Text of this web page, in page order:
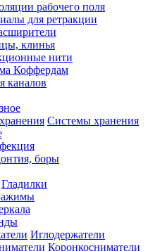
рабочего поля
для ретракции
клинья
нити
Коффердам
каналов
Системы хранения
боры
Гладилки
Иглодержатели
Коронкосниматели